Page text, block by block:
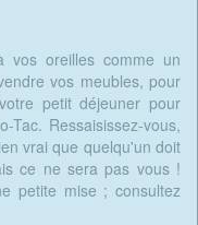
vos oreilles comme un
vos meubles, pour
petit déjeuner pour
Tac. Ressaisissez-vous,
vrai que quelqu'un doit
ce ne sera pas vous !
petite mise ; consultez